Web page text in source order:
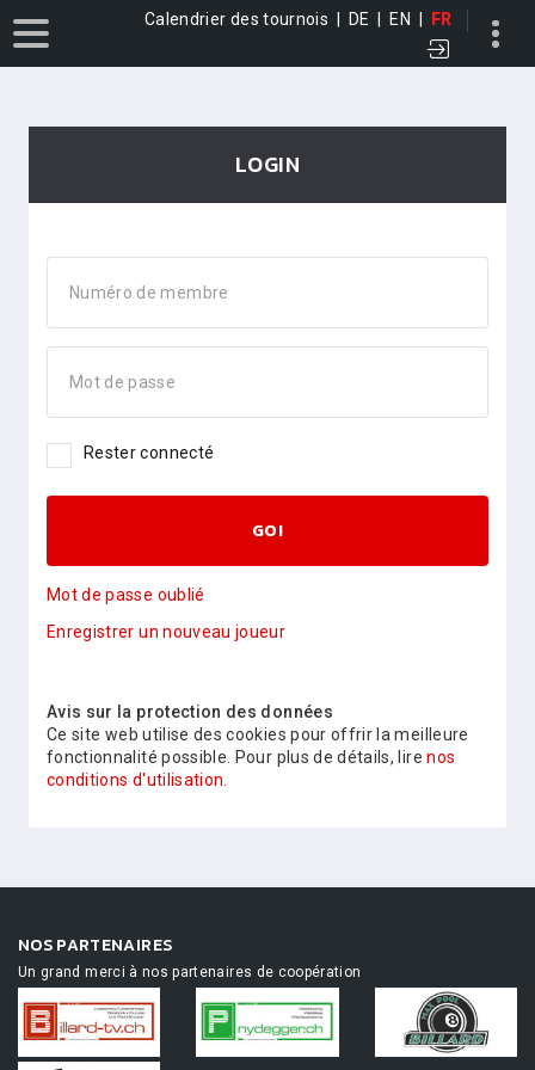
Calendrier des tournois DE EN FR
LOGIN
Numéro de membre
Mot de passe
Rester connecté
GO!
Mot de passe oublié
Enregistrer un nouveau joueur
Avis sur la protection des données
Ce site web utilise des cookies pour offrir la meilleure
fonctionnalité possible. Pour plus de détails, lirenos
conditions d'utilisation.
NOS PARTENAIRES
Un grand merci à nos partenaires de coopération